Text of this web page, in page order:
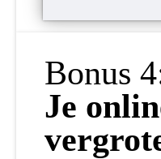
Bonus
Je